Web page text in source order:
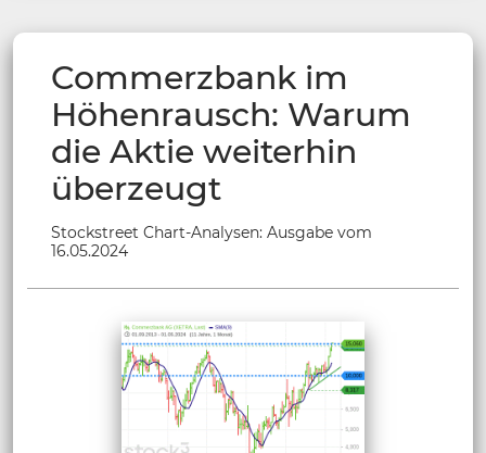
Commerzbank im
Höhenrausch: Warum
die Aktie weiterhin
überzeugt
Stockstreet Chart-Analysen: Ausgabe vom
16.05.2024